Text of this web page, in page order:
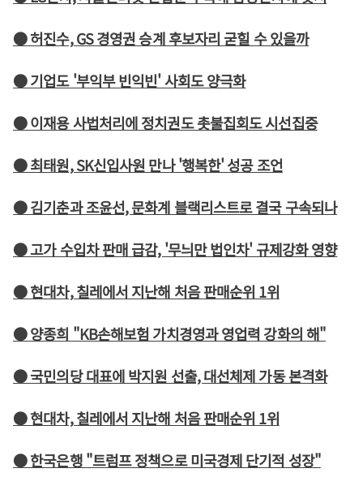
● 허진수, GS 경영권 승계 후보자리 굳힐 수 있을까
● 기업도 '부익부 빈익빈' 사회도 양극화
● 이재용 사법처리에 정치권도 촛불집회도 시선집중
● 최태원, SK신입사원 만나 '행복한' 성공 조언
● 김기춘과 조윤선, 문화계 블랙리스트로 결국 구속되나
● 고가 수입차 판매 급감, '무늬만 법인차' 규제강화 영향
● 현대차, 칠레에서 지난해 처음 판매순위 1위
● 양종희 "KB손해보험 가치경영과 영업력 강화의 해"
● 국민의당 대표에 박지원 선출, 대선체제 가동 본격화
● 현대차, 칠레에서 지난해 처음 판매순위 1위
● 한국은행 "트럼프 정책으로 미국경제 단기적 성장"